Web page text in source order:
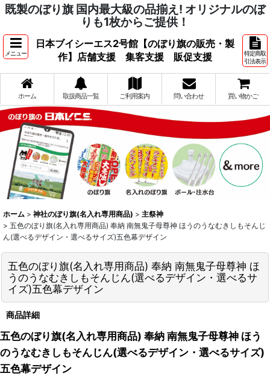
既製のぼり旗 国内最大級の品揃え! オリジナルのぼ
りも1枚からご提供！
メニュー
日本ブイシーエス2号館【のぼり旗の販売・製
作】店舗支援 集客支援 販促支援
特定商取
引法表示
ホーム 取扱商品一覧 ご利用案内 問い合わせ 買い物かご
ホーム > 神社のぼり旗(名入れ専用商品) > 主祭神
> 五色のぼり旗(名入れ専用商品) 奉納 南無鬼子母尊神 ほうのうなむきしもそんじ
ん(選べるデザイン・選べるサイズ)五色幕デザイン
五色のぼり旗(名入れ専用商品) 奉納 南無鬼子母尊神 ほ
うのうなむきしもそんじん(選べるデザイン・選べるサ
イズ)五色幕デザイン
商品詳細
五色のぼり旗(名入れ専用商品) 奉納 南無鬼子母尊神 ほう
のうなむきしもそんじん(選べるデザイン・選べるサイズ)
五色幕デザイン